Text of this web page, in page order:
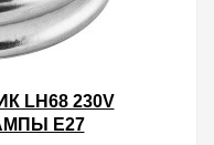
LH68 230V
E27